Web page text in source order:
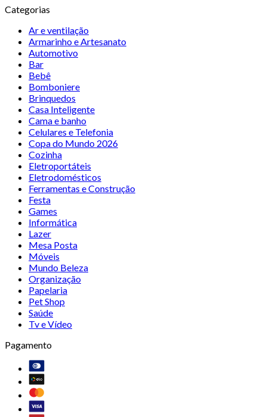
Categorias
Ar e ventilação
Armarinho e Artesanato
Automotivo
Bar
Bebê
Bomboniere
Brinquedos
Casa Inteligente
Cama e banho
Celulares e Telefonia
Copa do Mundo 2026
Cozinha
Eletroportáteis
Eletrodomésticos
Ferramentas e Construção
Festa
Games
Informática
Lazer
Mesa Posta
Móveis
Mundo Beleza
Organização
Papelaria
Pet Shop
Saúde
Tv e Vídeo
Pagamento